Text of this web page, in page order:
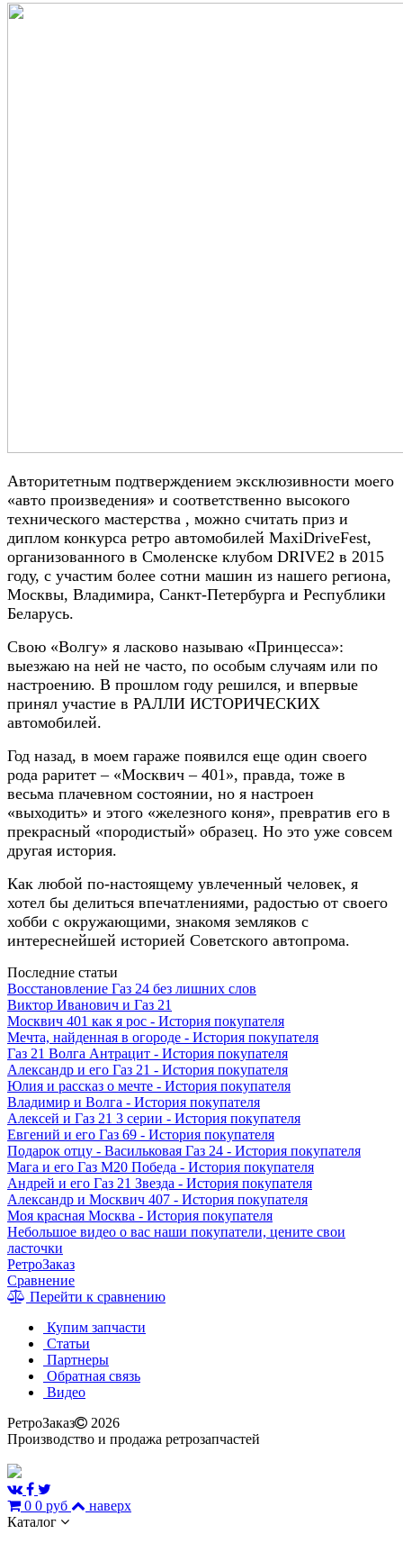
Авторитетным подтверждением эксклюзивности моего
«авто произведения» и соответственно высокого
технического мастерства , можно считать приз и
диплом конкурса ретро автомобилей MaxiDriveFest,
организованного в Смоленске клубом DRIVE2 в 2015
году, с участим более сотни машин из нашего региона,
Москвы, Владимира, Санкт-Петербурга и Республики
Беларусь.
Свою «Волгу» я ласково называю «Принцесса»:
выезжаю на ней не часто, по особым случаям или по
настроению. В прошлом году решился, и впервые
принял участие в РАЛЛИ ИСТОРИЧЕСКИХ
автомобилей.
Год назад, в моем гараже появился еще один своего
рода раритет – «Москвич – 401», правда, тоже в
весьма плачевном состоянии, но я настроен
«выходить» и этого «железного коня», превратив его в
прекрасный «породистый» образец. Но это уже совсем
другая история.
Как любой по-настоящему увлеченный человек, я
хотел бы делиться впечатлениями, радостью от своего
хобби с окружающими, знакомя земляков с
интереснейшей историей Советского автопрома.
Последние статьи
Восстановление Газ 24 без лишних слов
Виктор Иванович и Газ 21
Москвич 401 как я рос - История покупателя
Мечта, найденная в огороде - История покупателя
Газ 21 Волга Антрацит - История покупателя
Александр и его Газ 21 - История покупателя
Юлия и рассказ о мечте - История покупателя
Владимир и Волга - История покупателя
Алексей и Газ 21 3 серии - История покупателя
Евгений и его Газ 69 - История покупателя
Подарок отцу - Васильковая Газ 24 - История покупателя
Мага и его Газ М20 Победа - История покупателя
Андрей и его Газ 21 Звезда - История покупателя
Александр и Москвич 407 - История покупателя
Моя красная Москва - История покупателя
Небольшое видео о вас наши покупатели, цените свои
ласточки
РетроЗаказ
Сравнение
Перейти к сравнению
Купим запчасти
Статьи
Партнеры
Обратная связь
Видео
РетроЗаказ
2026
Производство и продажа ретрозапчастей
0 0 руб
наверх
Каталог